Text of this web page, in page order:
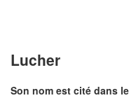
Lucher
Son nom est cité dans